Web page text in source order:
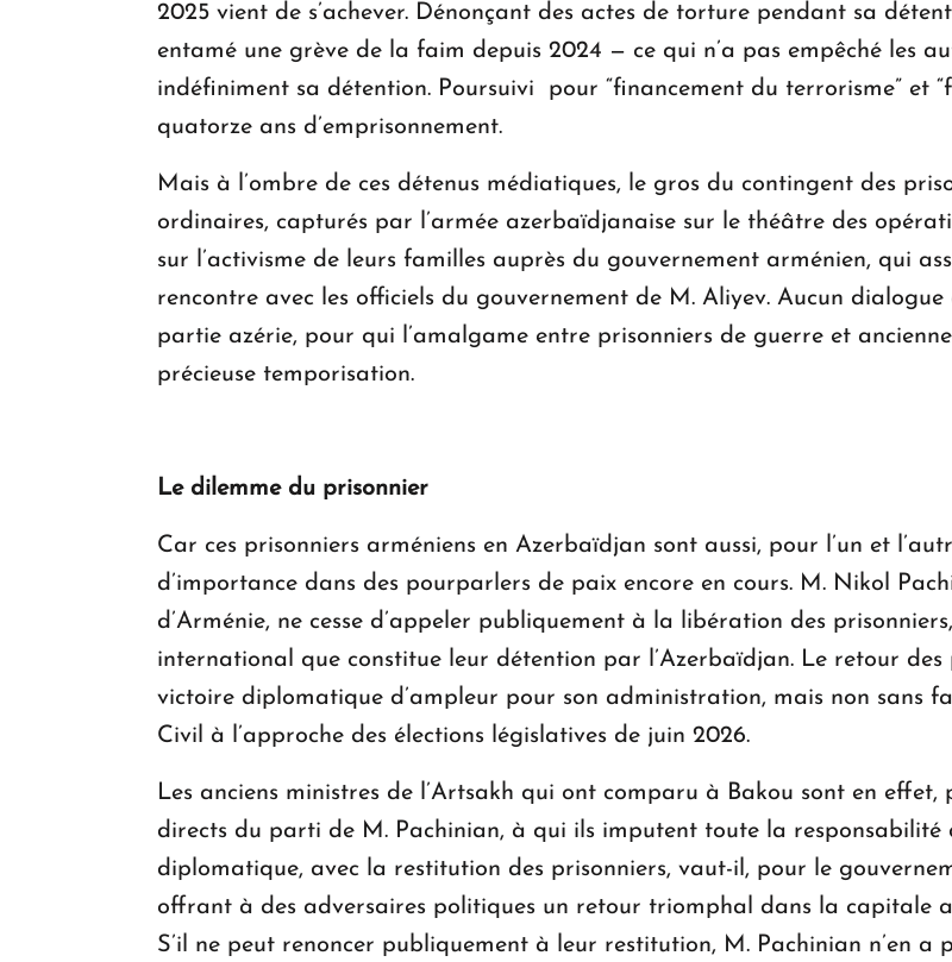
2025 vient de s’achever. Dénonçant des actes de torture pendant sa
entamé une grève de la faim depuis 2024 — ce qui n’a pas empêché les
indéfiniment sa détention. Poursuivi pour “financement du terrorisme” et
quatorze ans d’emprisonnement.
Mais à l’ombre de ces détenus médiatiques, le gros du contingent des
ordinaires, capturés par l’armée azerbaïdjanaise sur le théâtre des
sur l’activisme de leurs familles auprès du gouvernement arménien, qui
rencontre avec les officiels du gouvernement de M. Aliyev. Aucun
partie azérie, pour qui l’amalgame entre prisonniers de guerre et
précieuse temporisation.
Le dilemme du prisonnier
Car ces prisonniers arméniens en Azerbaïdjan sont aussi, pour l’un et
d’importance dans des pourparlers de paix encore en cours. M. Nikol
d’Arménie, ne cesse d’appeler publiquement à la libération des
international que constitue leur détention par l’Azerbaïdjan. Le retour
victoire diplomatique d’ampleur pour son administration, mais non sans
Civil à l’approche des élections législatives de juin 2026.
Les anciens ministres de l’Artsakh qui ont comparu à Bakou sont en
directs du parti de M. Pachinian, à qui ils imputent toute la responsabilité
diplomatique, avec la restitution des prisonniers, vaut-il, pour le
offrant à des adversaires politiques un retour triomphal dans la capitale
S’il ne peut renoncer publiquement à leur restitution, M. Pachinian n’en a